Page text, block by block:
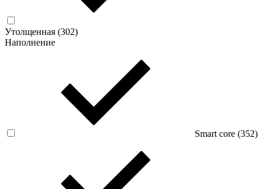
Утолщенная (302)
Наполнение
Smart core (352)